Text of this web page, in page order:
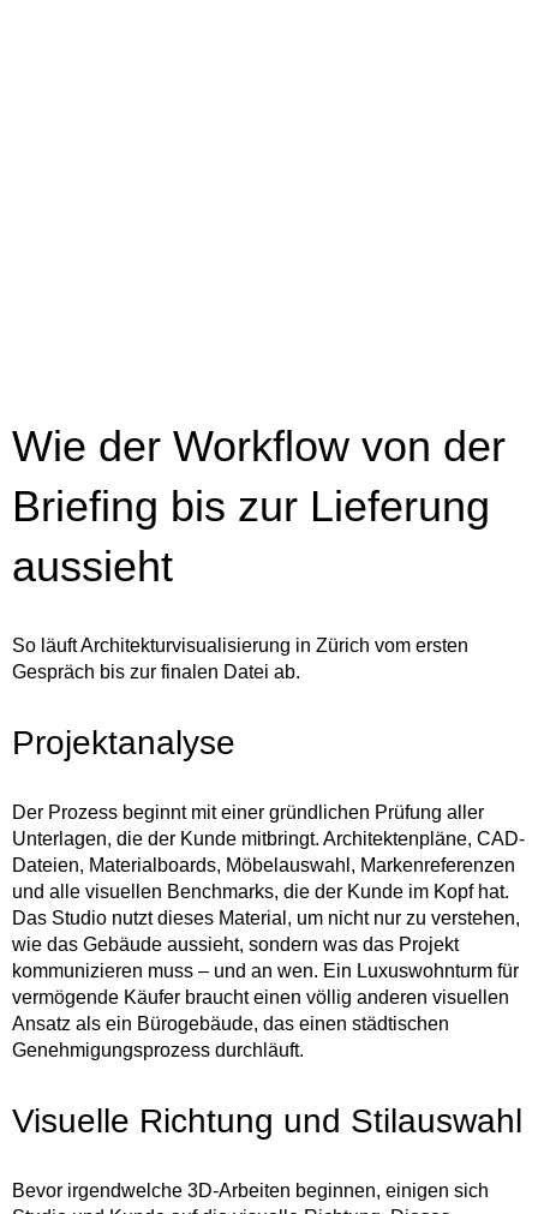
Wie der Workflow von der
Briefing bis zur Lieferung
aussieht
So läuft Architekturvisualisierung in Zürich vom ersten
Gespräch bis zur finalen Datei ab.
Projektanalyse
Der Prozess beginnt mit einer gründlichen Prüfung aller
Unterlagen, die der Kunde mitbringt. Architektenpläne, CAD-
Dateien, Materialboards, Möbelauswahl, Markenreferenzen
und alle visuellen Benchmarks, die der Kunde im Kopf hat.
Das Studio nutzt dieses Material, um nicht nur zu verstehen,
wie das Gebäude aussieht, sondern was das Projekt
kommunizieren muss – und an wen. Ein Luxuswohnturm für
vermögende Käufer braucht einen völlig anderen visuellen
Ansatz als ein Bürogebäude, das einen städtischen
Genehmigungsprozess durchläuft.
Visuelle Richtung und Stilauswahl
Bevor irgendwelche 3D-Arbeiten beginnen, einigen sich